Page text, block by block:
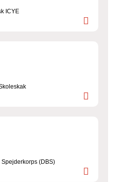
ICYE
(DBS)